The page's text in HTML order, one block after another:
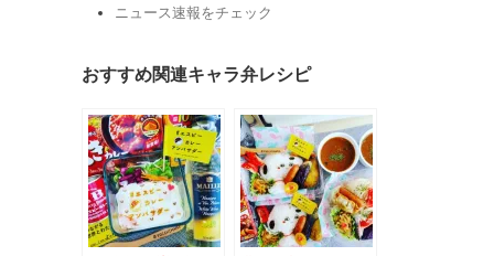
ニュース速報をチェック
おすすめ関連キャラ弁レシピ